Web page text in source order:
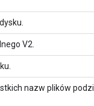
V2.
nazw plików